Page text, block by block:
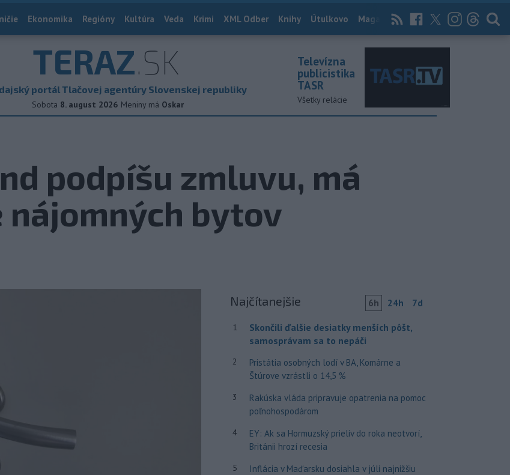
Ekonomika Regióny Kultúra Veda Krimi XML Odber Knihy Útulkovo Magazín News Now Archív
TERAZ.SK
portál Tlačovej agentúry Slovenskej republiky
Sobota 8. august 2026 Meniny má Oskar
Televízna
publicistika
TASR
Všetky relácie
podpíšu zmluvu, má
bytov
Najčítanejšie 6h 24h 7d
1
Skončili ďalšie desiatky menších pôšt,
samosprávam sa to nepáči
2
Pristátia osobných lodí v BA, Komárne a
Štúrove vzrástli o 14,5 %
3
Rakúska vláda pripravuje opatrenia na pomoc
poľnohospodárom
4
EY: Ak sa Hormuzský prieliv do roka neotvorí,
Británii hrozí recesia
5
Inflácia v Maďarsku dosiahla v júli najnižšiu